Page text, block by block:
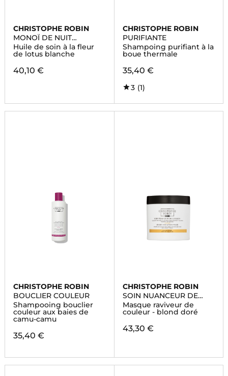
CHRISTOPHE ROBIN
MONOÏ DE NUIT
REPARATEUR
Huile de soin à la fleur
de lotus blanche
40,10 €
CHRISTOPHE ROBIN
PURIFIANTE
Shampoing purifiant à la
boue thermale
35,40 €
3 (1)
CHRISTOPHE ROBIN
BOUCLIER COULEUR
Shampooing bouclier
couleur aux baies de
camu-camu
35,40 €
CHRISTOPHE ROBIN
SOIN NUANCEUR DE
COULEUR
Masque raviveur de
couleur - blond doré
43,30 €